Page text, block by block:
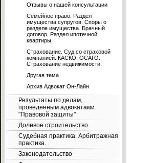
Отзывы о нашей консультации
Семейное право. Раздел
имущества супругов. Споры о
разделе имущества. Брачный
договор. Раздел ипотечной
квартиры.
Страхование. Суд со страховой
компанией. КАСКО. ОСАГО.
Страхование недвижимости.
Другая тема
Архив Адвокат Он-Лайн
Результаты по делам,
проведенным адвокатами
"Правовой защиты"
Долевое строительство
Судебная практика. Арбитражная
практика.
Законодательство